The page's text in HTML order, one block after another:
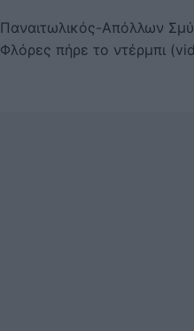
Παναιτωλικός-Απόλλων
Φλόρες πήρε το ντέρμπι